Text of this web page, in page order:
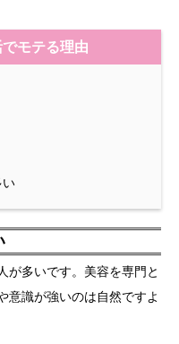
モテる理由
い
が多いです。美容を専門と
意識が強いのは自然ですよ